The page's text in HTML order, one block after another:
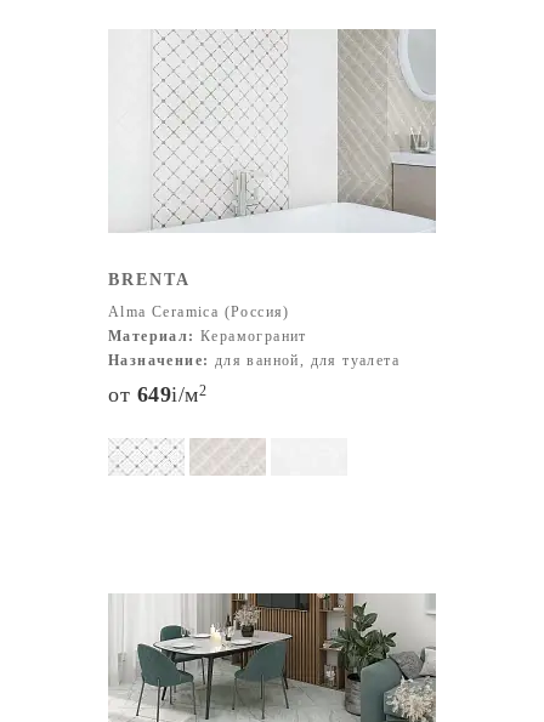
BRENTA
Alma Ceramica (Россия)
Материал: Керамогранит
Назначение: для ванной, для туалета
от 649i/м2